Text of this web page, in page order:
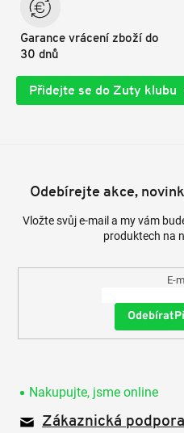
Garance vrácení zboží do
30 dnů
Přidejte se do Zuty klubu
Odebírejte akce,
Vložte svůj e-mail a my vám
produktech na
E-
Nakupujte, jsme online
Zákaznická podpora